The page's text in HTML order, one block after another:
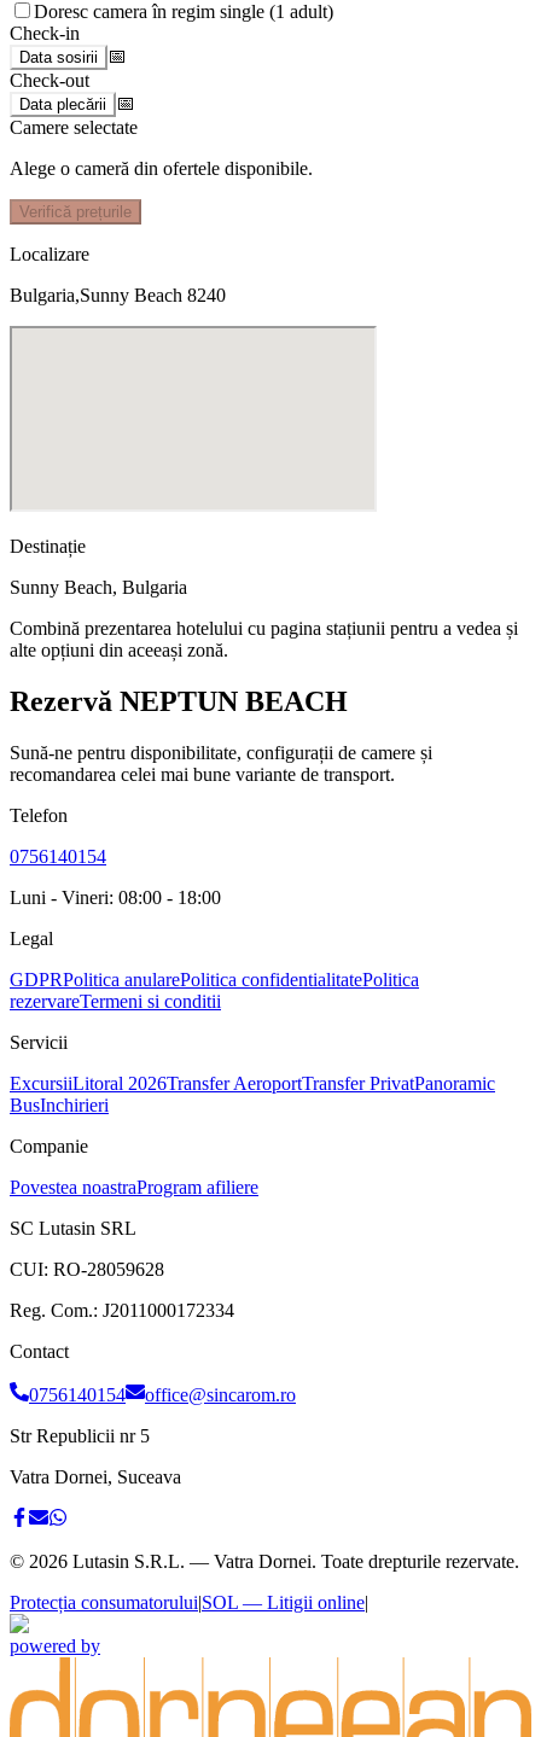
Doresc camera în regim single (1 adult)
Check-in
Data sosirii
📅
Check-out
Data plecării
📅
Camere selectate
Alege o cameră din ofertele disponibile.
Verifică prețurile
Localizare
Bulgaria,Sunny Beach 8240
Destinație
Sunny Beach, Bulgaria
Combină prezentarea hotelului cu pagina stațiunii pentru a vedea și
alte opțiuni din aceeași zonă.
Rezervă NEPTUN BEACH
Sună-ne pentru disponibilitate, configurații de camere și
recomandarea celei mai bune variante de transport.
Telefon
0756140154
Luni - Vineri: 08:00 - 18:00
Legal
GDPRPolitica anularePolitica confidentialitatePolitica
rezervareTermeni si conditii
Servicii
ExcursiiLitoral 2026Transfer AeroportTransfer PrivatPanoramic
BusInchirieri
Companie
Povestea noastraProgram afiliere
SC Lutasin SRL
CUI: RO-28059628
Reg. Com.: J2011000172334
Contact
0756140154
office@sincarom.ro
Str Republicii nr 5
Vatra Dornei, Suceava
© 2026 Lutasin S.R.L. — Vatra Dornei. Toate drepturile rezervate.
Protecția consumatorului|SOL — Litigii online|
powered by